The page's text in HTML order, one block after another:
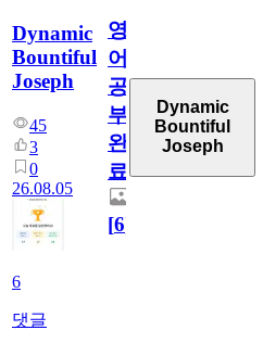
Dynamic
Bountiful
Joseph
45
3
0
26.08.05
6
댓글
영
어
공
부
완
료
[6]
Dynamic
Bountiful
Joseph